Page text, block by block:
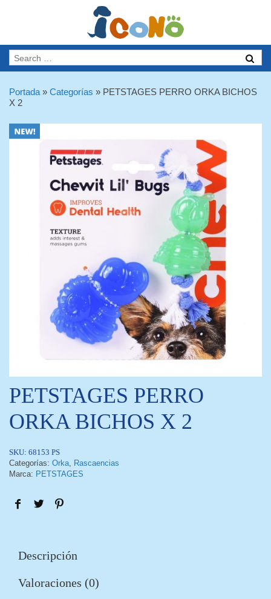
Portada » Categorías » PETSTAGES PERRO ORKA BICHOS
X 2
PETSTAGES PERRO
ORKA BICHOS X 2
SKU: 68153 PS
Categorías: Orka, Rascaencias
Marca: PETSTAGES
Descripción
Valoraciones (0)